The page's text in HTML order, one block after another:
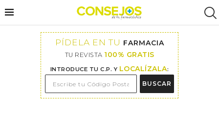
PÍDELA EN TU FARMACIA
TU REVISTA 100% GRATIS
INTRODUCE TU C.P. Y LOCALÍZALA:
BUSCAR